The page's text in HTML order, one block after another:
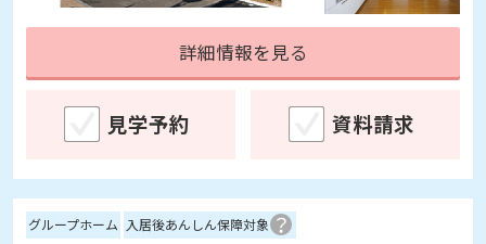
詳細情報を見る
見学予約 資料請求
グループホーム 入居後あんしん保障対象